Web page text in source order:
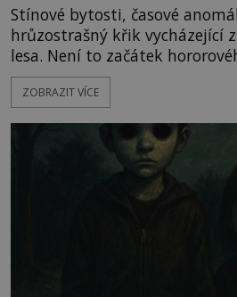
Stínové bytosti, časové
hrůzostrašný křik vycházející
lesa. Není to začátek
události, které popisují
označovány jako nejděsivější na světě.
vyhýbají! Už jste o těchto
byste se je navštívit?
ZOBRAZIT VÍCE